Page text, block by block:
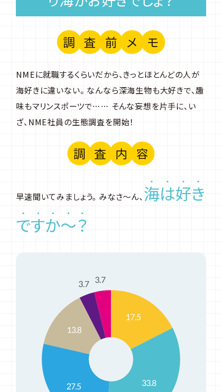
調 査 前 メ モ
NMEに就職するくらいだから、きっとほとんどの人が
海好きに違いない。 なんなら深海生物も大好きで、趣
味もマリンスポーツで…… そんな妄想を片手に、い
ざ、NME社員の生態調査を開始！
調 査 内 容
早速聞いてみましょう。 みなさ〜ん、海は好き
ですか〜？